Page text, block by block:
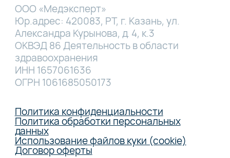
ООО «Медэксперт»
Юр.адрес: 420083, РТ, г. Казань, ул.
Александра Курынова, д. 4, к.3
ОКВЭД 86 Деятельность в области
здравоохранения
ИНН 1657061636
ОГРН 1061685050173
Политика конфиденциальности
Политика обработки персональных
данных
Использование файлов куки (cookie)
Договор оферты